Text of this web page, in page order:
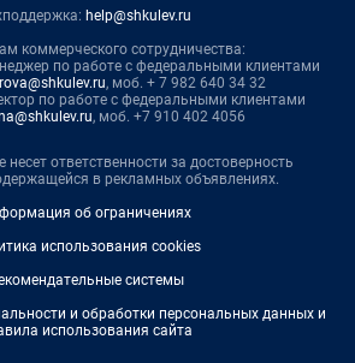
help@shkulev.ru
коммерческого сотрудничества:
по работе с федеральными клиентами
, моб. + 7 982 640 34 32
по работе с федеральными клиентами
, моб. +7 910 402 4056
несет ответственности за достоверность
в рекламных объявлениях.
об ограничениях
использования cookies
системы
и обработки персональных данных и
использования сайта